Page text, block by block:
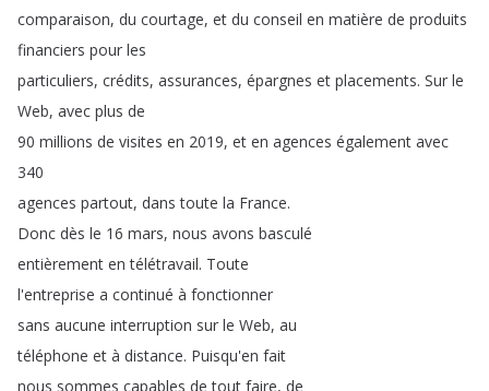
comparaison, du courtage, et du conseil en matière de produits
financiers pour les
particuliers, crédits, assurances, épargnes et placements. Sur le
Web, avec plus de
90 millions de visites en 2019, et en agences également avec
340
agences partout, dans toute la France.
Donc dès le 16 mars, nous avons basculé
entièrement en télétravail. Toute
l'entreprise a continué à fonctionner
sans aucune interruption sur le Web, au
téléphone et à distance. Puisqu'en fait
nous sommes capables de tout faire, de